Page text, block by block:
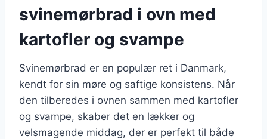
svinemørbrad i ovn med
kartofler og svampe
Svinemørbrad er en populær ret i Danmark,
kendt for sin møre og saftige konsistens. Når
den tilberedes i ovnen sammen med kartofler
og svampe, skaber det en lækker og
velsmagende middag, der er perfekt til både